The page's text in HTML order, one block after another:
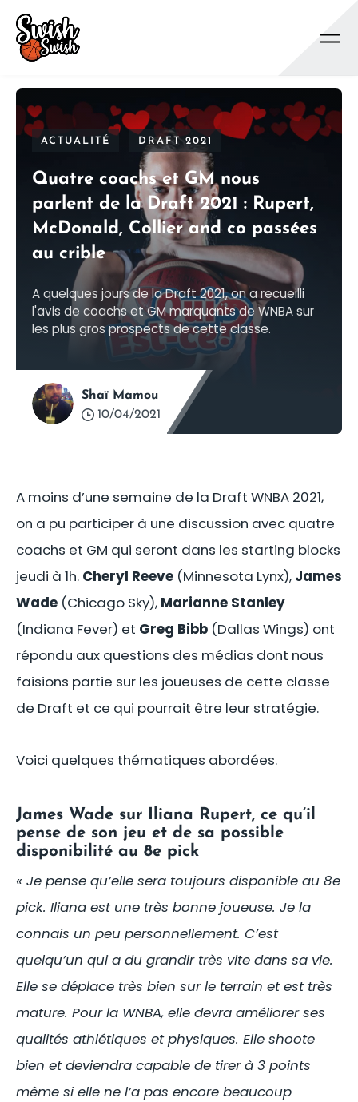
ACTUALITÉ DRAFT 2021
Quatre coachs et GM nous
parlent de la Draft 2021 : Rupert,
McDonald, Collier and co passées
au crible
A quelques jours de la Draft 2021, on a recueilli
l'avis de coachs et GM marquants de WNBA sur
les plus gros prospects de cette classe.
10/04/2021
Shaï Mamou
A moins d’une semaine de la Draft WNBA 2021,
on a pu participer à une discussion avec quatre
coachs et GM qui seront dans les starting blocks
jeudi à 1h. Cheryl Reeve (Minnesota Lynx), James
Wade (Chicago Sky), Marianne Stanley
(Indiana Fever) et Greg Bibb (Dallas Wings) ont
répondu aux questions des médias dont nous
faisions partie sur les joueuses de cette classe
de Draft et ce qui pourrait être leur stratégie.
Voici quelques thématiques abordées.
James Wade sur Iliana Rupert, ce qu’il
pense de son jeu et de sa possible
disponibilité au 8e pick
« Je pense qu’elle sera toujours disponible au 8e
pick. Iliana est une très bonne joueuse. Je la
connais un peu personnellement. C’est
quelqu’un qui a du grandir très vite dans sa vie.
Elle se déplace très bien sur le terrain et est très
mature. Pour la WNBA, elle devra améliorer ses
qualités athlétiques et physiques. Elle shoote
bien et deviendra capable de tirer à 3 points
même si elle ne l’a pas encore beaucoup